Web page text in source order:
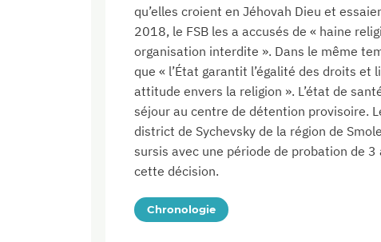
qu’elles croient en Jéhovah Dieu et
2018, le FSB les a accusés de « haine
organisation interdite ». Dans le même
que « l’État garantit l’égalité des droits
attitude envers la religion ». L’état de
séjour au centre de détention provisoire.
district de Sychevsky de la région de
sursis avec une période de probation de
cette décision.
Chronologie